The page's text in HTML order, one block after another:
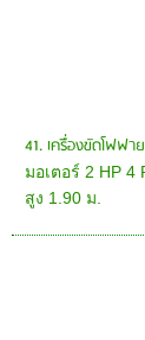
41. เครื่องขัดโฟฟ
มอเตอร์ 2 HP 4
สูง 1.90 ม.